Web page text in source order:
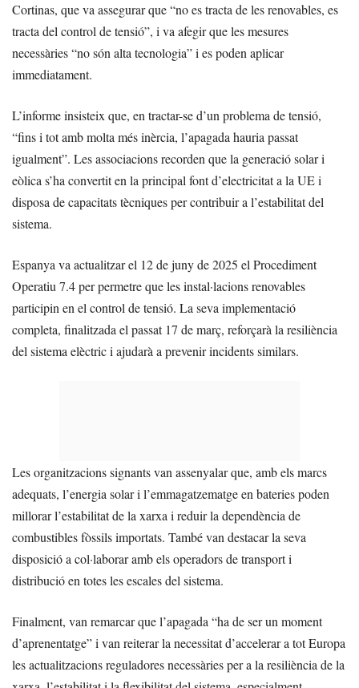
Cortinas, que va assegurar que “no es tracta de les renovables, es
tracta del control de tensió”, i va afegir que les mesures
necessàries “no són alta tecnologia” i es poden aplicar
immediatament.
L’informe insisteix que, en tractar-se d’un problema de tensió,
“fins i tot amb molta més inèrcia, l’apagada hauria passat
igualment”. Les associacions recorden que la generació solar i
eòlica s’ha convertit en la principal font d’electricitat a la UE i
disposa de capacitats tècniques per contribuir a l’estabilitat del
sistema.
Espanya va actualitzar el 12 de juny de 2025 el Procediment
Operatiu 7.4 per permetre que les instal·lacions renovables
participin en el control de tensió. La seva implementació
completa, finalitzada el passat 17 de març, reforçarà la resiliència
del sistema elèctric i ajudarà a prevenir incidents similars.
Les organitzacions signants van assenyalar que, amb els marcs
adequats, l’energia solar i l’emmagatzematge en bateries poden
millorar l’estabilitat de la xarxa i reduir la dependència de
combustibles fòssils importats. També van destacar la seva
disposició a col·laborar amb els operadors de transport i
distribució en totes les escales del sistema.
Finalment, van remarcar que l’apagada “ha de ser un moment
d’aprenentatge” i van reiterar la necessitat d’accelerar a tot Europa
les actualitzacions reguladores necessàries per a la resiliència de la